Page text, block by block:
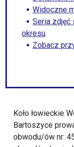
Widoczne
Seria zdjęć
okresu
Zobacz
Koło łowieckie
Bartoszyce
obwodu/ów nr: